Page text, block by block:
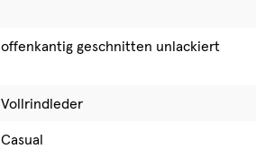
offenkantig geschnitten unlackiert
Vollrindleder
Casual